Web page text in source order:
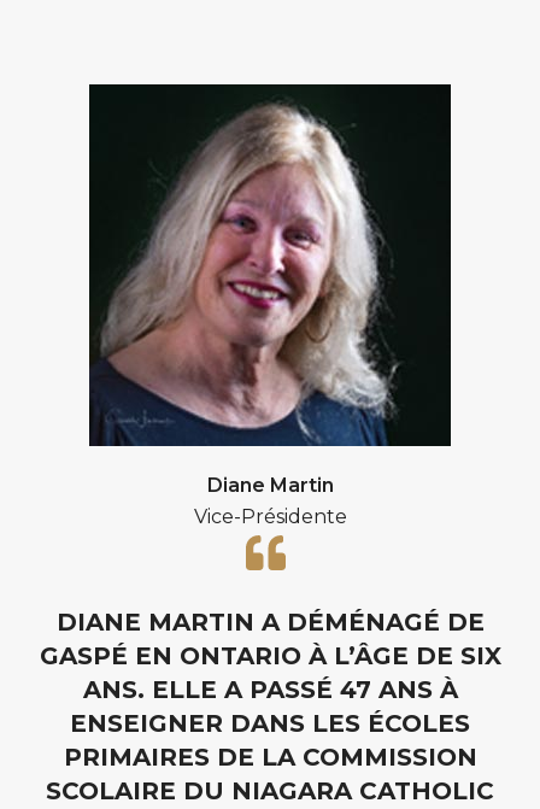
Diane Martin
Vice-Présidente
DIANE MARTIN A DÉMÉNAGÉ DE
GASPÉ EN ONTARIO À L’ÂGE DE SIX
ANS. ELLE A PASSÉ 47 ANS À
ENSEIGNER DANS LES ÉCOLES
PRIMAIRES DE LA COMMISSION
SCOLAIRE DU NIAGARA CATHOLIC